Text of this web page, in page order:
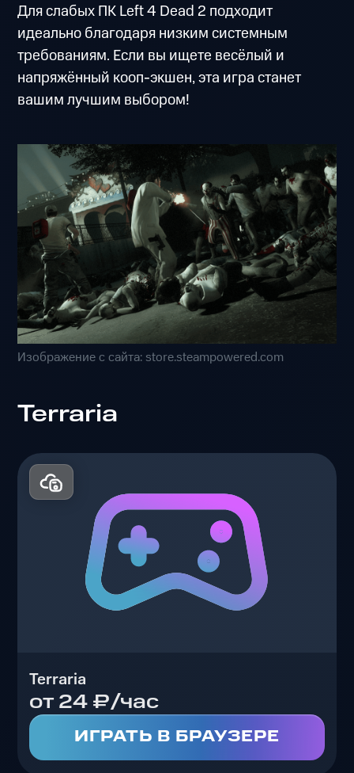
Для слабых ПК Left 4 Dead 2 подходит
идеально благодаря низким системным
требованиям. Если вы ищете весёлый и
напряжённый кооп-экшен, эта игра станет
вашим лучшим выбором!
Изображение с сайта: store.steampowered.com
Terraria
Terraria
от 24 ₽/час
ИГРАТЬ В БРАУЗЕРЕ